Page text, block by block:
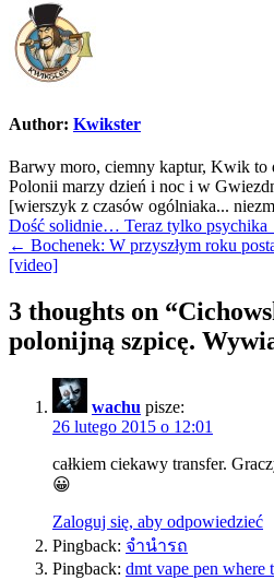
Author: Kwikster
Barwy moro, ciemny kaptur, Kwik to
Polonii marzy dzień i noc i w
[wierszyk z czasów ogólniaka...
Nawigacja
wpisu
Dość solidnie… Teraz tylko
← Bochenek: W przyszłym roku
[video]
3 thoughts on “
polonijną szpicę.
wachu pisze:
26 lutego 2015 o 12:01
całkiem ciekawy transfer.
😀
Zaloguj się, aby odpowiedzieć
Pingback: จำนำรถ
Pingback: dmt vape pen where